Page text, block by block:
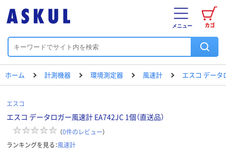
カゴ
メニュー
ホーム 計測機器 環境測定器 風速計 エスコ データ
エスコ
エスコ データロガー風速計 EA742JC 1個（直送品）
（0件のレビュー）
ランキングを見る：風速計